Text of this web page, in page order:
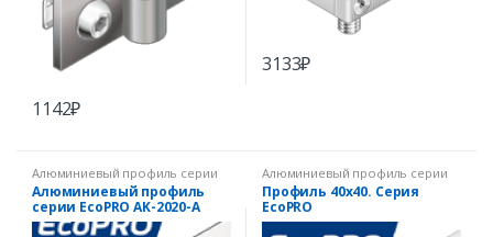
1142₽
3133₽
Алюминиевый профиль серии
EcoPRO
Алюминиевый профиль
серии EcoPRO AK-2020-A
Алюминиевый профиль серии
EcoPRO
Профиль 40х40. Серия
EcoPRO